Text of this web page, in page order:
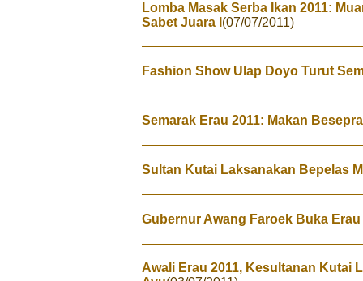
Lomba Masak Serba Ikan 2011:
Sabet Juara I (07/07/2011)
Fashion Show Ulap Doyo Turut
Semarak Erau 2011: Makan
Sultan Kutai Laksanakan Bepelas
Gubernur Awang Faroek Buka Erau
Awali Erau 2011, Kesultanan Kutai